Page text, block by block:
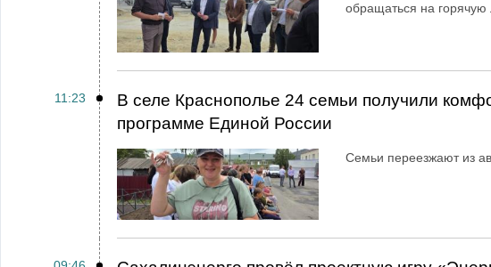
обращаться на
11:23
В селе Краснополье 24 семьи получили
программе Единой России
Семьи переезжают из